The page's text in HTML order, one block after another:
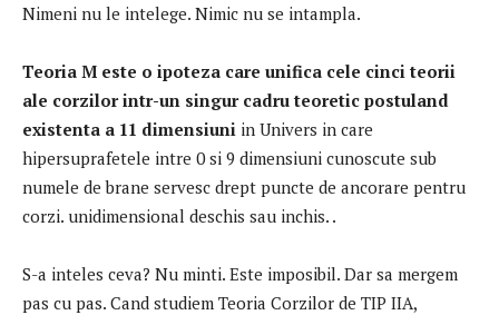
Nimeni nu le intelege. Nimic nu se intampla.
Teoria M este o ipoteza care unifica cele cinci teorii
ale corzilor intr-un singur cadru teoretic postuland
existenta a 11 dimensiuni in Univers in care
hipersuprafetele intre 0 si 9 dimensiuni cunoscute sub
numele de brane servesc drept puncte de ancorare pentru
corzi. unidimensional deschis sau inchis. .
S-a inteles ceva? Nu minti. Este imposibil. Dar sa mergem
pas cu pas. Cand studiem Teoria Corzilor de TIP IIA,